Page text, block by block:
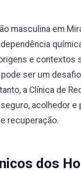
masculina em
e contextos
ser um
a Clínica de
acolhedor e
recuperação.
dos